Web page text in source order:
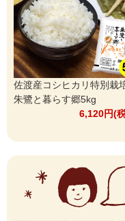
佐渡産コシヒカリ特別栽
朱鷺と暮らす郷5kg
6,120円(